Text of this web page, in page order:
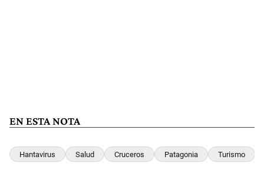
EN ESTA NOTA
Hantavirus Salud Cruceros Patagonia Turismo